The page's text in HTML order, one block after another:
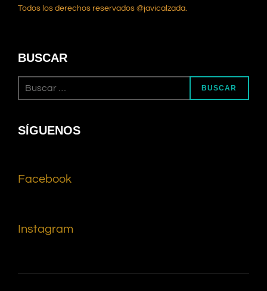
Todos los derechos reservados @javicalzada.
BUSCAR
BUSCAR
SÍGUENOS
Facebook
Instagram